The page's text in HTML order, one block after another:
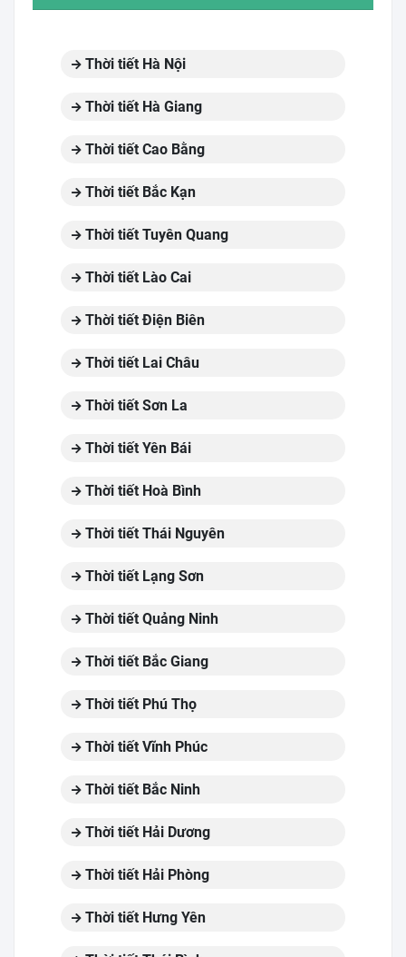
Thời tiết Hà Nội
Thời tiết Hà Giang
Thời tiết Cao Bằng
Thời tiết Bắc Kạn
Thời tiết Tuyên Quang
Thời tiết Lào Cai
Thời tiết Điện Biên
Thời tiết Lai Châu
Thời tiết Sơn La
Thời tiết Yên Bái
Thời tiết Hoà Bình
Thời tiết Thái Nguyên
Thời tiết Lạng Sơn
Thời tiết Quảng Ninh
Thời tiết Bắc Giang
Thời tiết Phú Thọ
Thời tiết Vĩnh Phúc
Thời tiết Bắc Ninh
Thời tiết Hải Dương
Thời tiết Hải Phòng
Thời tiết Hưng Yên